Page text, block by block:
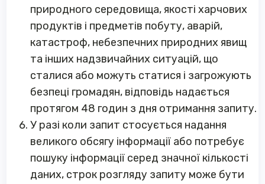
природного середовища, якості харчових
продуктів і предметів побуту, аварій,
катастроф, небезпечних природних явищ
та інших надзвичайних ситуацій, що
сталися або можуть статися і загрожують
безпеці громадян, відповідь надається
протягом 48 годин з дня отримання запиту.
У разі коли запит стосується надання
великого обсягу інформації або потребує
пошуку інформації серед значної кількості
даних, строк розгляду запиту може бути